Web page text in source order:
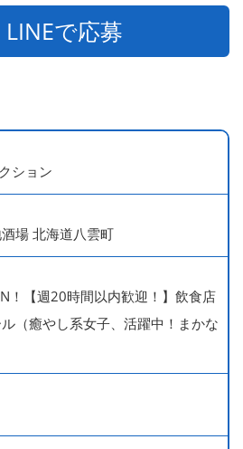
で応募
ション
場 北海道八雲町
！【週20時間以内歓迎！】飲食店
（癒やし系女子、活躍中！まかな